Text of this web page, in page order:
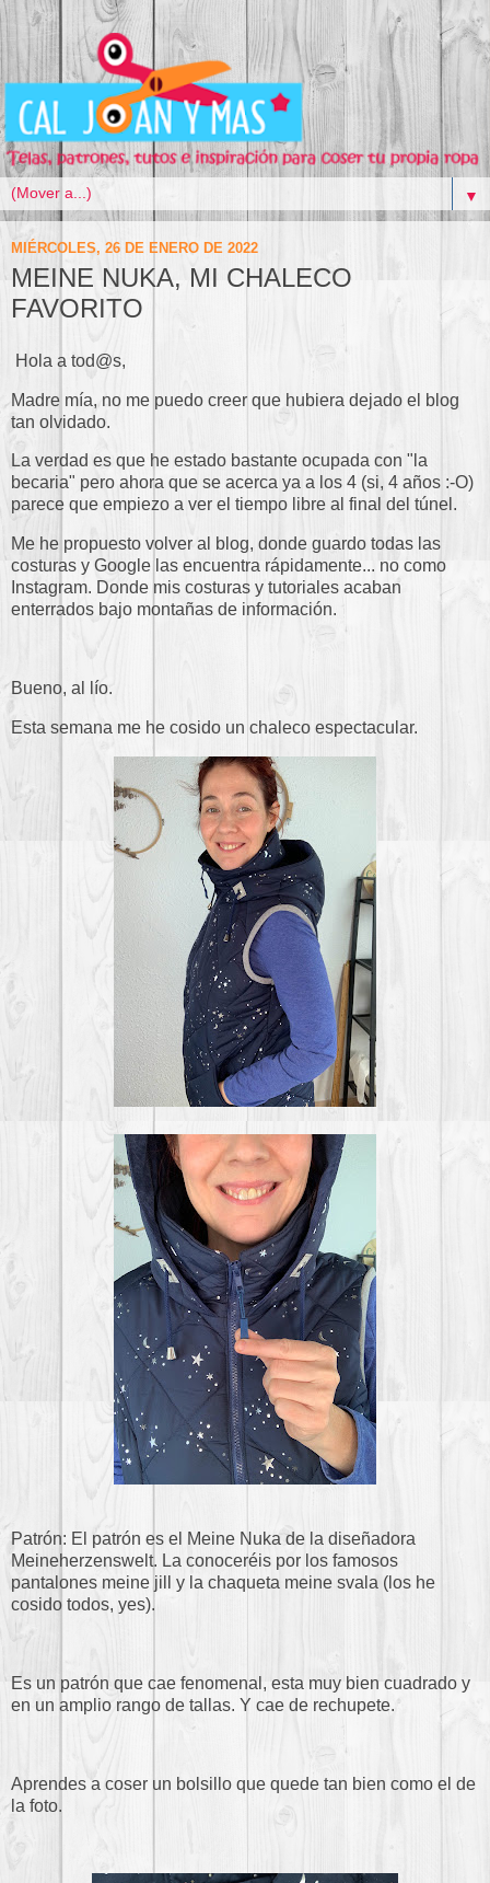
▼
MIÉRCOLES, 26 DE ENERO DE 2022
MEINE NUKA, MI CHALECO
FAVORITO
Hola a tod@s,
Madre mía, no me puedo creer que hubiera dejado el blog
tan olvidado.
La verdad es que he estado bastante ocupada con "la
becaria" pero ahora que se acerca ya a los 4 (si, 4 años :-O)
parece que empiezo a ver el tiempo libre al final del túnel.
Me he propuesto volver al blog, donde guardo todas las
costuras y Google las encuentra rápidamente... no como
Instagram. Donde mis costuras y tutoriales acaban
enterrados bajo montañas de información.
Bueno, al lío.
Esta semana me he cosido un chaleco espectacular.
Patrón: El patrón es el Meine Nuka de la diseñadora
Meineherzenswelt. La conoceréis por los famosos
pantalones meine jill y la chaqueta meine svala (los he
cosido todos, yes).
Es un patrón que cae fenomenal, esta muy bien cuadrado y
en un amplio rango de tallas. Y cae de rechupete.
Aprendes a coser un bolsillo que quede tan bien como el de
la foto.